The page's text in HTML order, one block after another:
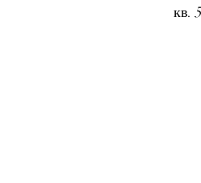
кв.